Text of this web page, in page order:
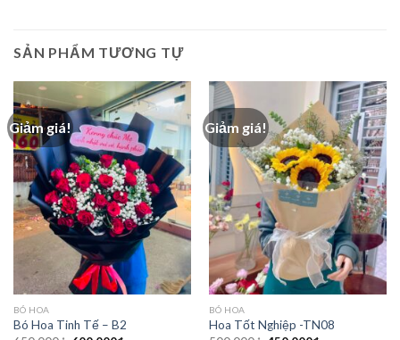
SẢN PHẨM TƯƠNG TỰ
Giảm giá!
BÓ HOA
Bó Hoa Tinh Tế – B2
Giảm giá!
BÓ HOA
Hoa Tốt Nghiệp -TN08